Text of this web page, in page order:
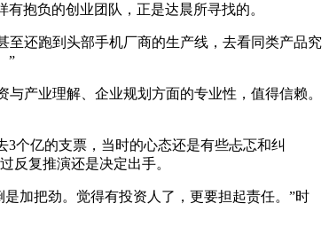
抱负的创业团队，正是达晨所寻找的。
还跑到头部手机厂商的生产线，去看同类产品究
”
产业理解、企业规划方面的专业性，值得信赖。
个亿的支票，当时的心态还是有些忐忑和纠
反复推演还是决定出手。
加把劲。觉得有投资人了，更要担起责任。”时